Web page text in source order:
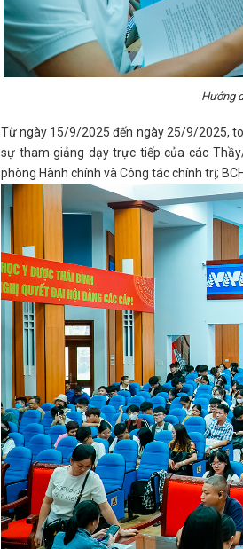
Hướng
Từ ngày 15/9/2025 đến ngày 25/9/2025,
sự tham giảng dạy trực tiếp của các
phòng Hành chính và Công tác chính trị;